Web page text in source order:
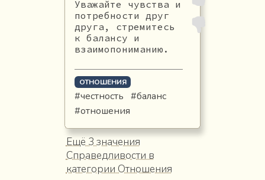
Уважайте чувства и
потребности друг
друга, стремитесь
к балансу и
взаимопониманию.
ОТНОШЕНИЯ
#честность #баланс
#отношения
Ещё 3 значения
Справедливости в
категории Отношения